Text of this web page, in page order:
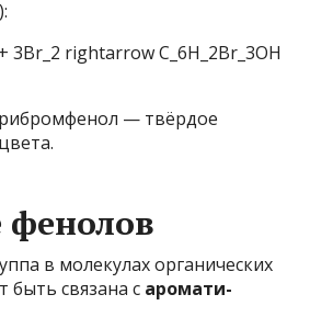
3Br_2 rightarrow C_6H_2Br_3OH
— твёрдое
фенолов
в молекулах органиче­ских
быть связана с аромати­